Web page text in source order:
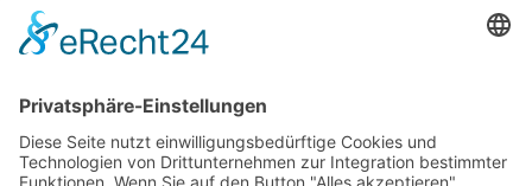
August 2015
Juni 2015
Mai 2015
April 2015